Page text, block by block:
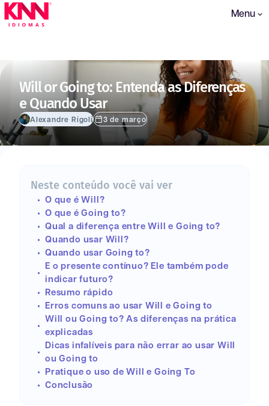
Menu
Will or Going to: Entenda as Diferenças
e Quando Usar
Alexandre Rígoli 3 de março
Neste conteúdo você vai ver
O que é Will?
O que é Going to?
Qual a diferença entre Will e Going to?
Quando usar Will?
Quando usar Going to?
E o presente contínuo? Ele também pode
indicar futuro?
Resumo rápido
Erros comuns ao usar Will e Going to
Will ou Going to? As diferenças na prática
explicadas
Dicas infalíveis para não errar ao usar Will
ou Going to
Pratique o uso de Will e Going To
Conclusão